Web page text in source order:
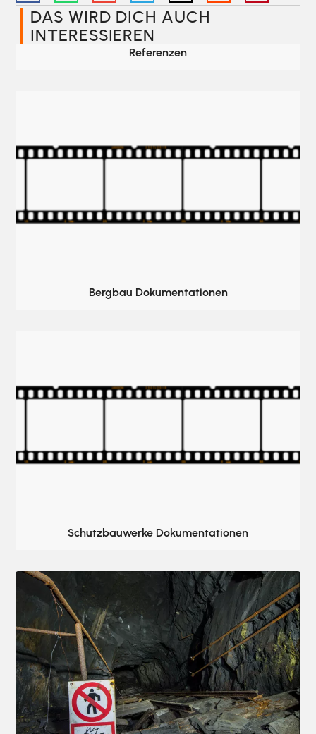
DAS WIRD DICH AUCH
INTERESSIEREN​
Referenzen
Bergbau Dokumentationen
Schutzbauwerke Dokumentationen